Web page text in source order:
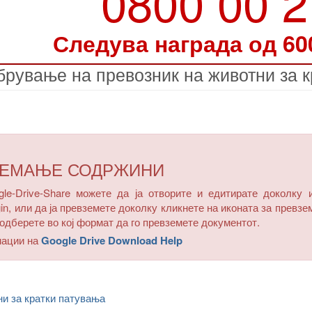
Следува награда од
на превозник на животни за
СОДРЖИНИ
Drive-Share можете да ја отворите и едитирате доколку
или да ја превземете доколку кликнете на иконата за
во кој формат да го превземете документот.
наGoogle Drive Download Help
за кратки патувања